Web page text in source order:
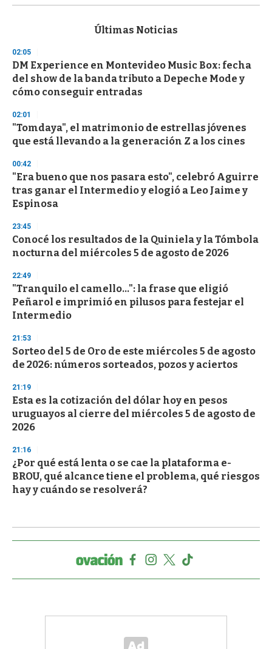
s
d
s
o
f
3
s
e
o
d
s
Últimas Noticias
02:05
DM Experience en Montevideo Music Box: fecha
del show de la banda tributo a Depeche Mode y
cómo conseguir entradas
02:01
"Tomdaya", el matrimonio de estrellas jóvenes
que está llevando a la generación Z a los cines
00:42
"Era bueno que nos pasara esto", celebró Aguirre
tras ganar el Intermedio y elogió a Leo Jaime y
Espinosa
23:45
Conocé los resultados de la Quiniela y la Tómbola
nocturna del miércoles 5 de agosto de 2026
22:49
"Tranquilo el camello...": la frase que eligió
Peñarol e imprimió en pilusos para festejar el
Intermedio
21:53
Sorteo del 5 de Oro de este miércoles 5 de agosto
de 2026: números sorteados, pozos y aciertos
21:19
Esta es la cotización del dólar hoy en pesos
uruguayos al cierre del miércoles 5 de agosto de
2026
21:16
¿Por qué está lenta o se cae la plataforma e-
BROU, qué alcance tiene el problema, qué riesgos
hay y cuándo se resolverá?